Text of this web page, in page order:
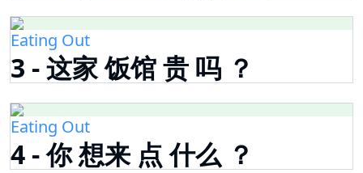
Eating Out
3 - 这家 饭馆 贵 吗 ？
Eating Out
4 - 你 想来 点 什么 ？